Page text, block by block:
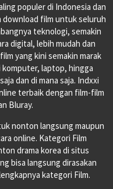
populer di Indonesia dan
download film untuk seluruh
teknologi, semakin
digital, lebih mudah dan
yang kini semakin marak
komputer, laptop, hingga
dan di mana saja. Indxxi
terbaik dengan film-film
Bluray.
nonton langsung maupun
online. Kategori Film
drama korea di situs
bisa langsung dirasakan
kategori Film.